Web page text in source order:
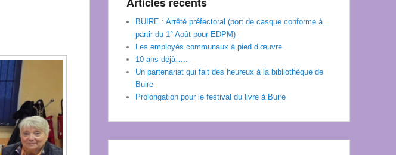
BUIRE : Arrêté préfectoral (port de casque conforme à
partir du 1° Août pour EDPM)
Les employés communaux à pied d’œuvre
10 ans déjà…..
Un partenariat qui fait des heureux à la bibliothèque de
Buire
Prolongation pour le festival du livre à Buire